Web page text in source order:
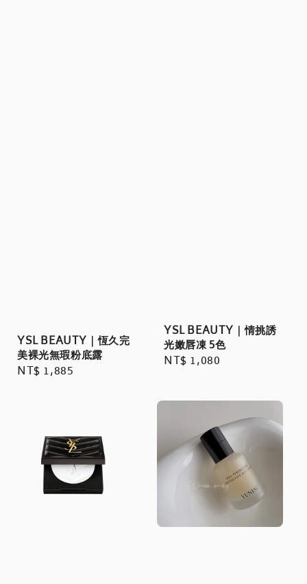
YSL BEAUTY｜恆久完
美裸光無瑕粉底露
Regular
NT$ 1,885
YSL BEAUTY｜情挑誘
光嫩唇凍 5色
Regular
NT$ 1,080